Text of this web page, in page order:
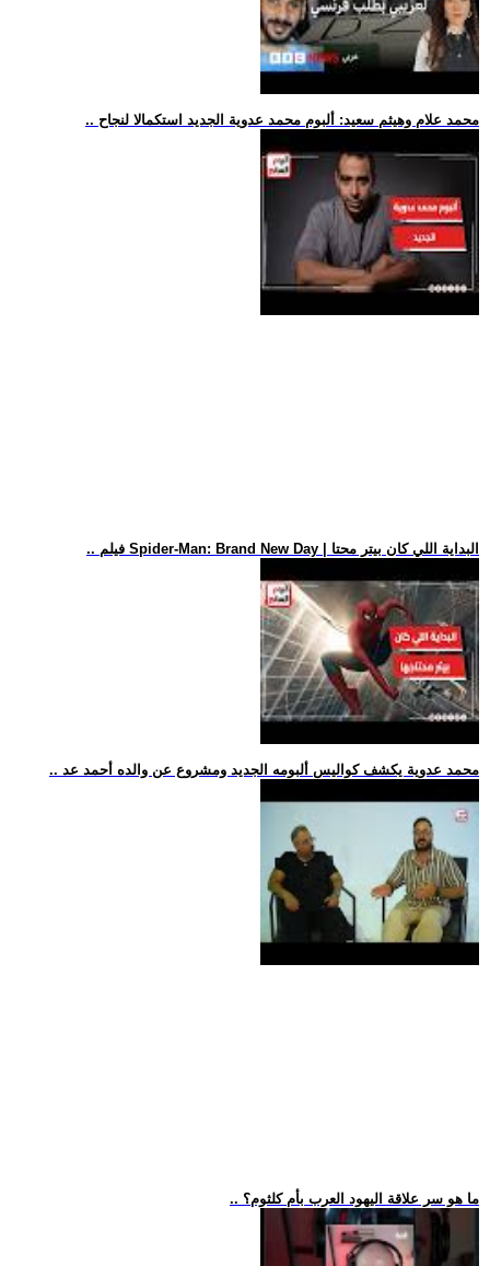
.. محمد علام وهيثم سعيد: ألبوم محمد عدوية الجديد استكمالا لنجاح
.. فيلم Spider-Man: Brand New Day | البداية اللي كان بيتر محتا
.. محمد عدوية يكشف كواليس ألبومه الجديد ومشروع عن والده أحمد عد
.. ما هو سر علاقة اليهود العرب بأم كلثوم؟